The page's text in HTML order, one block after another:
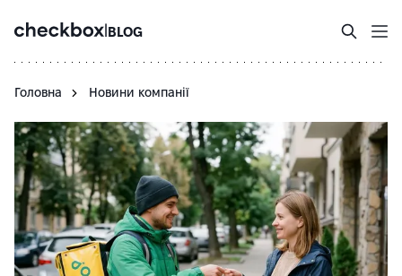
|BLOG
Головна Новини компанії